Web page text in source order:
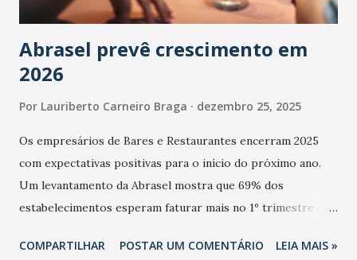
Abrasel prevê crescimento em
2026
Por Lauriberto Carneiro Braga dezembro 25, 2025
Os empresários de Bares e Restaurantes encerram 2025
com expectativas positivas para o início do próximo ano.
Um levantamento da Abrasel mostra que 69% dos
estabelecimentos esperam faturar mais no 1º trimestre de
relação ao último trimestre deste ano, 56% também
COMPARTILHAR POSTAR UM COMENTÁRIO LEIA MAIS »